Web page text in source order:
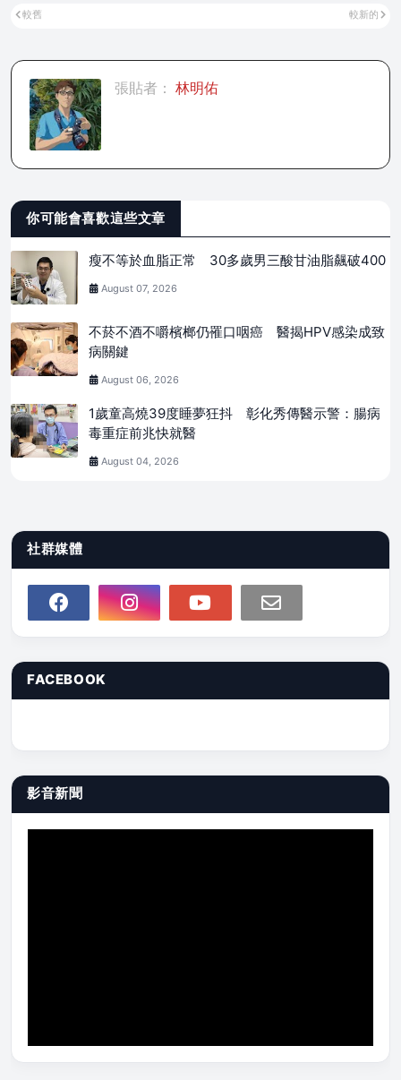
較新的
較舊
張貼者： 林明佑
你可能會喜歡這些文章
瘦不等於血脂正常 30多歲男三酸甘油脂飆破400
August 07, 2026
不菸不酒不嚼檳榔仍罹口咽癌 醫揭HPV感染成致
病關鍵
August 06, 2026
1歲童高燒39度睡夢狂抖 彰化秀傳醫示警：腸病
毒重症前兆快就醫
August 04, 2026
社群媒體
FACEBOOK
影音新聞